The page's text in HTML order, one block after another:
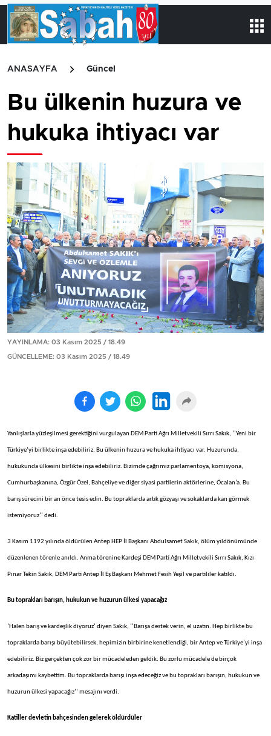
ANASAYFA Güncel
Bu ülkenin huzura ve
hukuka ihtiyacı var
YAYINLAMA: 03 Kasım 2025 / 18.49
GÜNCELLEME: 03 Kasım 2025 / 18.49
Yanlışlarla yüzleşilmesi gerektiğini vurgulayan DEM Parti Ağrı Milletvekili Sırrı Sakık, ‘’Yeni bir
Türkiye’yi birlikte inşa edebiliriz. Bu ülkenin huzura ve hukuka ihtiyacı var. Huzurunda,
hukukunda ülkesini birlikte inşa edebiliriz. Bizimde çağrımız parlamentoya, komisyona,
Cumhurbaşkanına, Özgür Özel, Bahçeliye ve diğer siyasi partilerin aktörlerine, Öcalan’a. Bu
barış sürecini bir an önce tesis edin. Bu topraklarda artık gözyaşı ve sokaklarda kan görmek
istemiyoruz’’ dedi.
3 Kasım 1192 yılında öldürülen Antep HEP İl Başkanı Abdulsamet Sakık, ölüm yıldönümünde
düzenlenen törenle anıldı. Anma törenine Kardeşi DEM Parti Ağrı Milletvekili Sırrı Sakık, Kızı
Pınar Tekin Sakık, DEM Parti Antep İl Eş Başkanı Mehmet Fesih Yeşil ve partililer katıldı.
Bu toprakları barışın, hukukun ve huzurun ülkesi yapacağız
‘Halen barış ve kardeşlik diyoruz’ diyen Sakık, ‘’Barışa destek verin, el uzatın. Hep birlikte bu
topraklarda barışı büyütebilirsek, hepimizin birbirine kenetlendiği, bir Antep ve Türkiye’yi inşa
edebiliriz. Biz gerçekten çok zor bir mücadeleden geldik. Bu zorlu mücadele de birçok
arkadaşımı kaybettim. Bu topraklarda barışı inşa edeceğiz ve bu toprakları barışın, hukukun ve
huzurun ülkesi yapacağız’’ mesajını verdi.
Katiller devletin bahçesinden gelerek öldürdüler